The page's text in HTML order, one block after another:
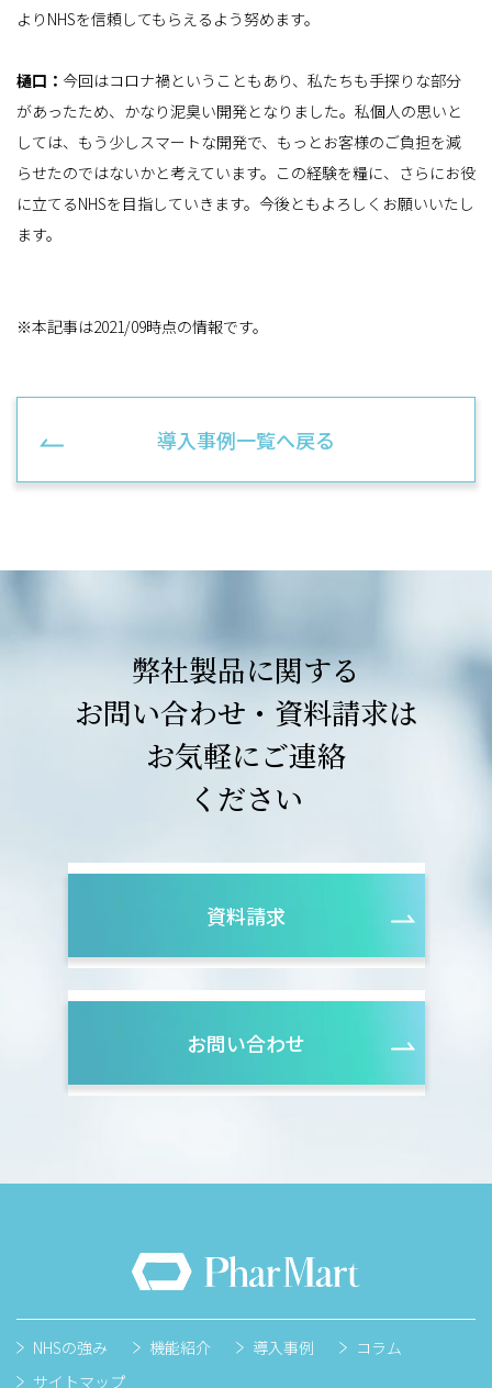
よりNHSを信頼してもらえるよう努めます。
樋口： 今回はコロナ禍ということもあり、私たちも手探りな部分
があったため、かなり泥臭い開発となりました。私個人の思いと
しては、もう少しスマートな開発で、もっとお客様のご負担を減
らせたのではないかと考えています。この経験を糧に、さらにお役
に立てるNHSを目指していきます。今後ともよろしくお願いいたし
ます。
※本記事は2021/09時点の情報です。
導入事例一覧へ戻る
弊社製品に関する
お問い合わせ・資料請求は
お気軽にご連絡
ください
資料請求
お問い合わせ
NHSの強み 機能紹介 導入事例
コラム
サイトマップ